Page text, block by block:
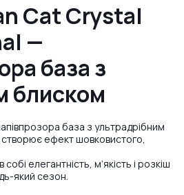
Cat Crystal
—
база з
блиском
база з ультрадрібним
ефект шовковистого,
елегантність, м’якість і розкіш
який сезон.